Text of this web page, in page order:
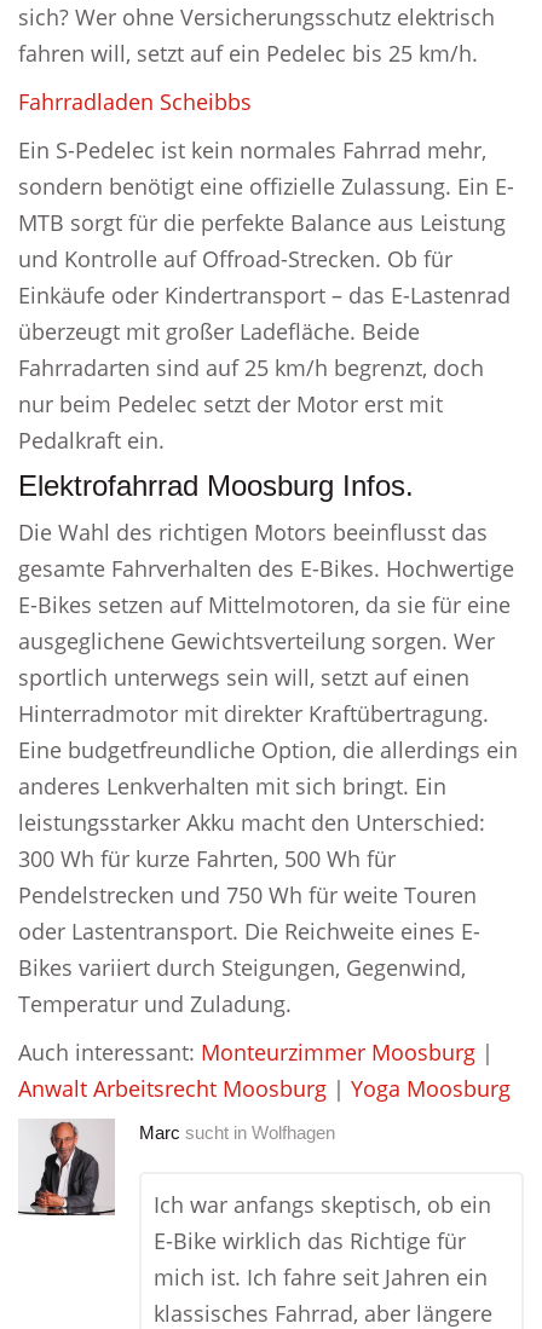
sich? Wer ohne Versicherungsschutz elektrisch
fahren will, setzt auf ein Pedelec bis 25 km/h.
Fahrradladen Scheibbs
Ein S-Pedelec ist kein normales Fahrrad mehr,
sondern benötigt eine offizielle Zulassung. Ein E-
MTB sorgt für die perfekte Balance aus Leistung
und Kontrolle auf Offroad-Strecken. Ob für
Einkäufe oder Kindertransport – das E-Lastenrad
überzeugt mit großer Ladefläche. Beide
Fahrradarten sind auf 25 km/h begrenzt, doch
nur beim Pedelec setzt der Motor erst mit
Pedalkraft ein.
Elektrofahrrad Moosburg Infos.
Die Wahl des richtigen Motors beeinflusst das
gesamte Fahrverhalten des E-Bikes. Hochwertige
E-Bikes setzen auf Mittelmotoren, da sie für eine
ausgeglichene Gewichtsverteilung sorgen. Wer
sportlich unterwegs sein will, setzt auf einen
Hinterradmotor mit direkter Kraftübertragung.
Eine budgetfreundliche Option, die allerdings ein
anderes Lenkverhalten mit sich bringt. Ein
leistungsstarker Akku macht den Unterschied:
300 Wh für kurze Fahrten, 500 Wh für
Pendelstrecken und 750 Wh für weite Touren
oder Lastentransport. Die Reichweite eines E-
Bikes variiert durch Steigungen, Gegenwind,
Temperatur und Zuladung.
Auch interessant: Monteurzimmer Moosburg |
Anwalt Arbeitsrecht Moosburg | Yoga Moosburg
Marc sucht in Wolfhagen
Ich war anfangs skeptisch, ob ein
E-Bike wirklich das Richtige für
mich ist. Ich fahre seit Jahren ein
klassisches Fahrrad, aber längere